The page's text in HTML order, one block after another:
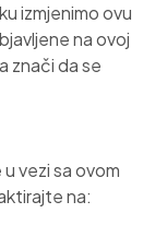
izmjenimo ovu
na ovoj
znači da se
vezi sa ovom
na: